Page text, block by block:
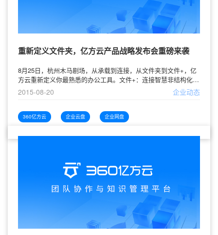
重新定义文件夹，亿方云产品战略发布会重磅来袭
8月25日，杭州木马剧场，从承载到连接，从文件夹到文件+，亿
方云重新定义你最熟悉的办公工具。文件+：连接智慧非结构化数
据——文件在企业数据中占据了80%，它们包括办公文档、设计
图、影像资料等，而90%的中国企业缺少专业的文件管理与协作
PC互联网时代的电脑和硬盘里，而移动时代我们无法再容忍它局
限于一台设备之上。连接，在PC、手机、Pad等不同终
2015-08-20 企业动态
360亿方云 企业云盘 企业网盘